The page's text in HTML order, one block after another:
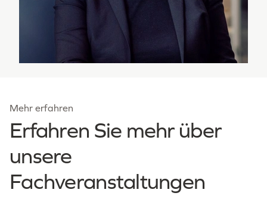
Mehr erfahren
Erfahren Sie mehr über
unsere
Fachveranstaltungen